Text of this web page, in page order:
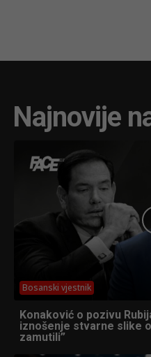
Najnovije
Bosanski vjestnik
Konaković o pozivu
iznošenje stvarne slike
zamutili”